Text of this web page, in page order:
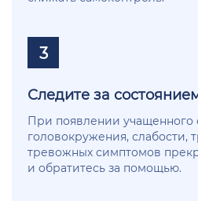
3
Следите за
При появлении учащенного
головокружения, слабости,
тревожных симптомов
и обратитесь за помощью.